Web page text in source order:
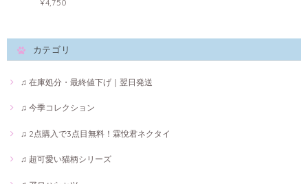
¥4,750
カテゴリ
♫ 在庫処分・最終値下げ｜翌日発送
♫ 今季コレクション
♫ 2点購入で3点目無料！霖悅君ネクタイ
♫ 超可愛い猫柄シリーズ